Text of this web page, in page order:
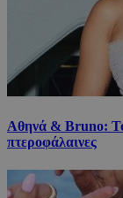
Αθηνά & Bruno: Το
πτεροφάλαινες